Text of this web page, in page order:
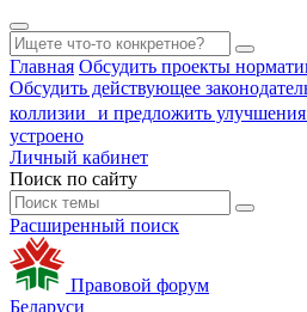
Главная Обсудить проекты
Обсудить действующее
коллизии и предложить
устроено
Личный кабинет
Поиск по сайту
Расширенный поиск
Правовой форум
Беларуси